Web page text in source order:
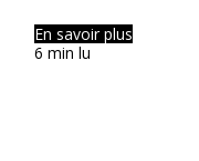
En savoir plus
6 min lu